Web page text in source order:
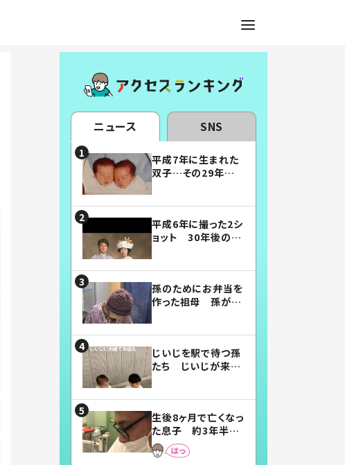
ニュース SNS
平成7年に生まれた
双子…その29年後
平成6年に撮った2シ
ョット 30年後の姿
孫のためにお弁当を
作った祖母 孫が絶
じいじを駅で待つ孫
たち じいじが来た
まらない」「幸せにな
れる」
生後8ヶ月で亡くなっ
た息子 約3年半
後、当時の妻の日記
に書いてあった本音